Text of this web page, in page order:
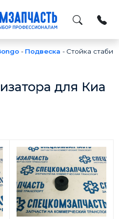
- Подвеска - Стойка
для Киа